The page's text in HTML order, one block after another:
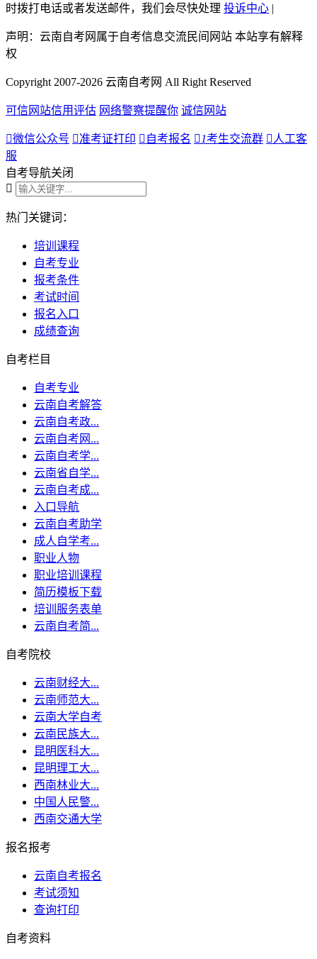
时拨打电话或者发送邮件，我们会尽快处理 投诉中心 |
声明：云南自考网属于自考信息交流民间网站 本站享有解释
权
Copyright 2007-2026 云南自考网 All Right Reserved
可信网站信用评估 网络警察提醒你 诚信网站
微信公众号 准考证打印  自考报名  1考生交流群  人工客
服
自考导航关闭

热门关键词：
培训课程
自考专业
报考条件
考试时间
报名入口
成绩查询
自考栏目
自考专业
云南自考解答
云南自考政...
云南自考网...
云南自考学...
云南省自学...
云南自考成...
入口导航
云南自考助学
成人自学考...
职业人物
职业培训课程
简历模板下载
培训服务表单
云南自考简...
自考院校
云南财经大...
云南师范大...
云南大学自考
云南民族大...
昆明医科大...
昆明理工大...
西南林业大...
中国人民警...
西南交通大学
报名报考
云南自考报名
考试须知
查询打印
自考资料